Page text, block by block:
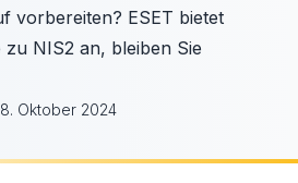
vorbereiten? ESET bietet
zu NIS2 an, bleiben Sie
Oktober 2024